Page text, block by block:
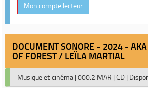
Mon compte lecteur
DOCUMENT SONORE - 2024 - AKA
OF FOREST / LEÏLA MARTIAL
Musique et cinéma | 000.2 MAR | CD |